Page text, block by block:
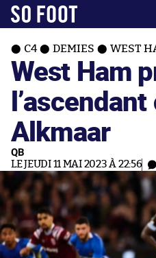
C4 DEMIES WEST
West Ham
Alkmaar
QB
LE JEUDI 11 MAI 2023 À 22:56